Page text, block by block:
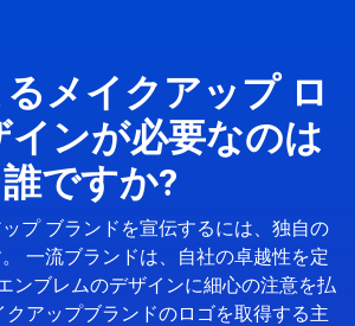
メイクアップ ロ
インが必要なのは
誰ですか?
プ ブランドを宣伝するには、独自の
一流ブランドは、自社の卓越性を定
ンブレムのデザインに細心の注意を払
クアップブランドのロゴを取得する主